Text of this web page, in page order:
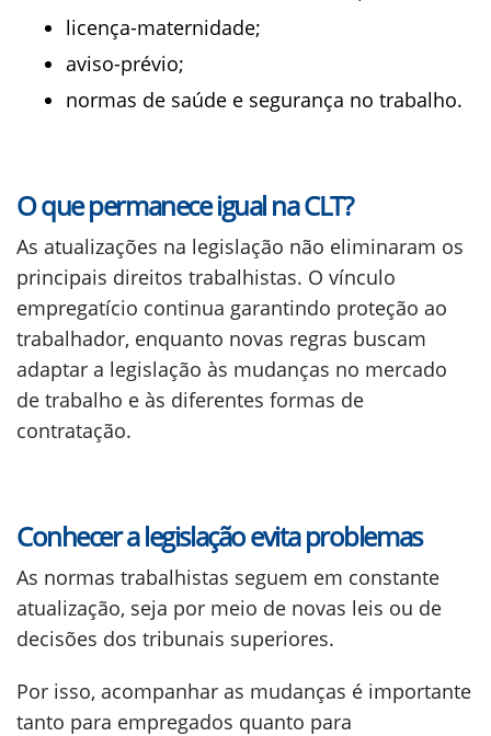
licença-maternidade;
aviso-prévio;
normas de saúde e segurança no trabalho.
O que permanece igual na CLT?
As atualizações na legislação não eliminaram os
principais direitos trabalhistas. O vínculo
empregatício continua garantindo proteção ao
trabalhador, enquanto novas regras buscam
adaptar a legislação às mudanças no mercado
de trabalho e às diferentes formas de
contratação.
Conhecer a legislação evita problemas
As normas trabalhistas seguem em constante
atualização, seja por meio de novas leis ou de
decisões dos tribunais superiores.
Por isso, acompanhar as mudanças é importante
tanto para empregados quanto para